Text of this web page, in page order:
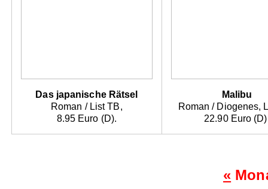
Das japanische Rätsel
Roman / List TB,
8.95 Euro (D).
Malibu
Roman / Diogenes,
22.90 Euro
«